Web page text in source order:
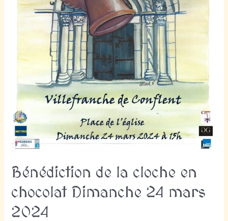
Bénédiction de la cloche en
chocolat Dimanche 24 mars
2024